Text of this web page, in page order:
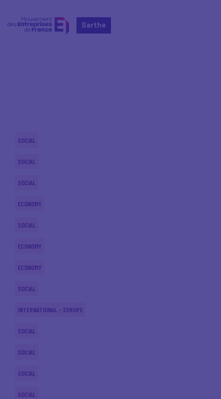
Sarthe
SOCIAL
SOCIAL
SOCIAL
ECONOMY
SOCIAL
ECONOMY
ECONOMY
SOCIAL
INTERNATIONAL - EUROPE
SOCIAL
SOCIAL
SOCIAL
SOCIAL